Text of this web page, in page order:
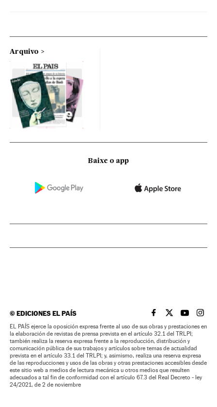
Arquivo
Baixe o app
©EDICIONES EL PAÍS EL PAÍS BRASIL EN
EL PAÍSEL PAÍS
EL
EL PAÍS ejerce la oposición expresa frente al uso de sus obras y prestaciones en
la elaboración de revistas de prensa prevista en el artículo 32.1 del TRLPI;
también realiza la reserva expresa frente a la reproducción, distribución y
comunicación pública de sus trabajos y artículos sobre temas de actualidad
prevista en el artículo 33.1 del TRLPI; y, asimismo, realiza una reserva expresa
de las reproducciones y usos de las obras y otras prestaciones accesibles desde
este sitio web a medios de lectura mecánica u otros medios que resulten
adecuados a tal fin de conformidad con el artículo 67.3 del Real Decreto - ley
24/2021, de 2 de noviembre